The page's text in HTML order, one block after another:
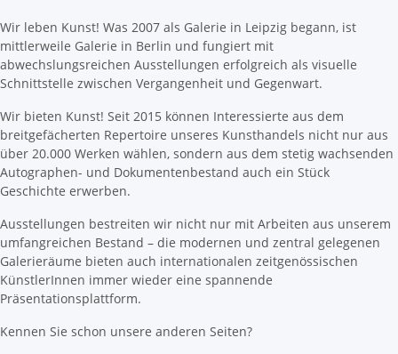
Wir leben Kunst! Was 2007 als Galerie in Leipzig begann, ist
mittlerweile Galerie in Berlin und fungiert mit
abwechslungsreichen Ausstellungen erfolgreich als visuelle
Schnittstelle zwischen Vergangenheit und Gegenwart.
Wir bieten Kunst! Seit 2015 können Interessierte aus dem
breitgefächerten Repertoire unseres Kunsthandels nicht nur aus
über 20.000 Werken wählen, sondern aus dem stetig wachsenden
Autographen- und Dokumentenbestand auch ein Stück
Geschichte erwerben.
Ausstellungen bestreiten wir nicht nur mit Arbeiten aus unserem
umfangreichen Bestand – die modernen und zentral gelegenen
Galerieräume bieten auch internationalen zeitgenössischen
KünstlerInnen immer wieder eine spannende
Präsentationsplattform.
Kennen Sie schon unsere anderen Seiten?